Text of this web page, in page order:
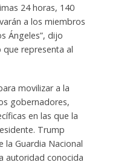
24 horas, 140
a los miembros
Ángeles”, dijo
que representa al
movilizar a la
gobernadores,
en las que la
Trump
la Guardia Nacional
autoridad conocida